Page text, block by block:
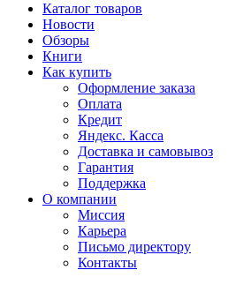
Каталог товаров
Новости
Обзоры
Книги
Как купить
Оформление заказа
Оплата
Кредит
Яндекс. Касса
Доставка и самовывоз
Гарантия
Поддержка
О компании
Миссия
Карьера
Письмо директору
Контакты